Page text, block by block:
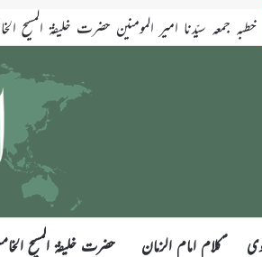
خطبہ جمعہ سیّدنا امیر المومنین حضرت خلیفۃ المسیح الخامس ایّدہ
ؑکلام امام الزمان حضرت خلیفۃ المسیح